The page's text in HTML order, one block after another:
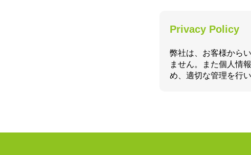
Privacy Policy
弊社は、お客様から
ません。また個人情
め、適切な管理を行い